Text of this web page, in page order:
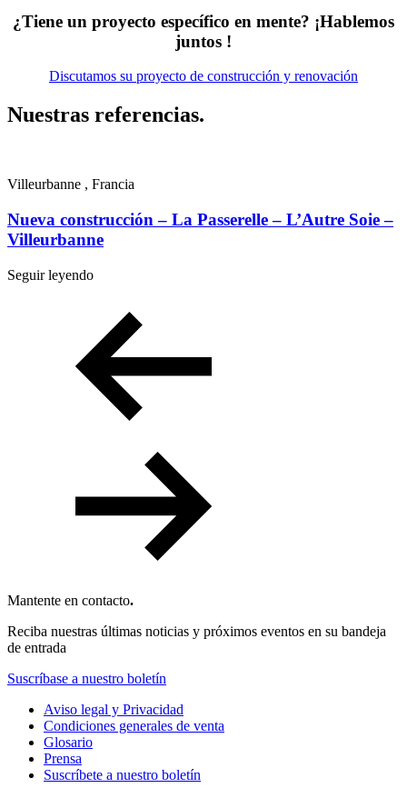
¿Tiene un proyecto específico en mente? ¡Hablemos
juntos !
Discutamos su proyecto de construcción y renovación
Nuestras referencias.
Villeurbanne , Francia
Nueva construcción – La Passerelle – L’Autre Soie –
Villeurbanne
Seguir leyendo
Mantente en contacto.
Reciba nuestras últimas noticias y próximos eventos en su bandeja
de entrada
Suscríbase a nuestro boletín
Aviso legal y Privacidad
Condiciones generales de venta
Glosario
Prensa
Suscríbete a nuestro boletín